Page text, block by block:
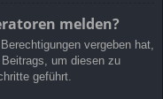
melden?
vergeben hat,
um diesen zu
geführt.